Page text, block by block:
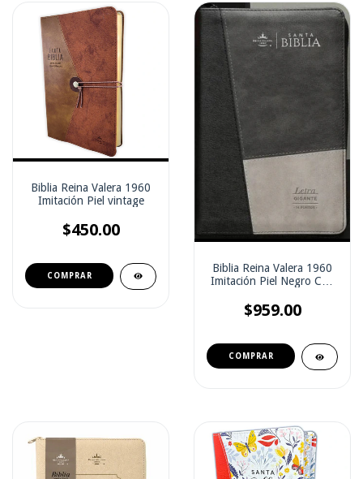
Biblia Reina Valera 1960
Imitación Piel vintage
$450.00
Biblia Reina Valera 1960
Imitación Piel Negro Con
indice)
$959.00